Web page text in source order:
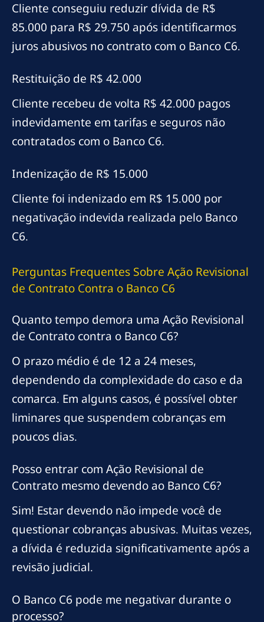
Cliente conseguiu reduzir dívida de R$
85.000 para R$ 29.750 após identificarmos
juros abusivos no contrato com o Banco C6.
Restituição de R$ 42.000
Cliente recebeu de volta R$ 42.000 pagos
indevidamente em tarifas e seguros não
contratados com o Banco C6.
Indenização de R$ 15.000
Cliente foi indenizado em R$ 15.000 por
negativação indevida realizada pelo Banco
C6.
Perguntas Frequentes Sobre Ação Revisional
de Contrato Contra o Banco C6
Quanto tempo demora uma Ação Revisional
de Contrato contra o Banco C6?
O prazo médio é de 12 a 24 meses,
dependendo da complexidade do caso e da
comarca. Em alguns casos, é possível obter
liminares que suspendem cobranças em
poucos dias.
Posso entrar com Ação Revisional de
Contrato mesmo devendo ao Banco C6?
Sim! Estar devendo não impede você de
questionar cobranças abusivas. Muitas vezes,
a dívida é reduzida significativamente após a
revisão judicial.
O Banco C6 pode me negativar durante o
processo?